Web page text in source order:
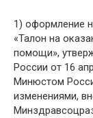
1) оформление
«Талон на
помощи»,
России от 16
Минюстом
изменениями,